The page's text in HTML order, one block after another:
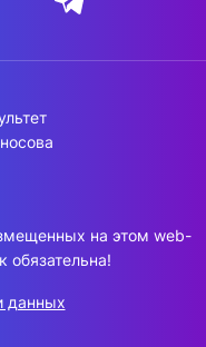
на этом web-
обязательна!
данных